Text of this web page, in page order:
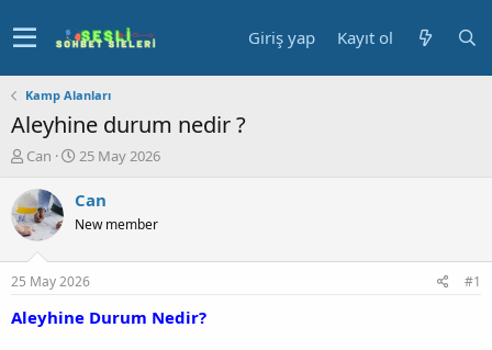
Giriş yap Kayıt ol
Kamp Alanları
Aleyhine durum nedir ?
K
n
u
y
b
a
ş
Can
B
ş
a
g
ı
ç
25 May 2026
Can
New member
25 May 2026 #1
Aleyhine Durum Nedir?